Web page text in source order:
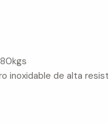
inoxidable de alta